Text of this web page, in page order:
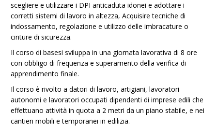
scegliere e utilizzare i DPI anticaduta idonei e adottare i
corretti sistemi di lavoro in altezza, Acquisire tecniche di
indossamento, regolazione e utilizzo delle imbracature o
cinture di sicurezza.
Il corso di basesi sviluppa in una giornata lavorativa di 8 ore
con obbligo di frequenza e superamento della verifica di
apprendimento finale.
Il corso è rivolto a datori di lavoro, artigiani, lavoratori
autonomi e lavoratori occupati dipendenti di imprese edili che
effettuano attività in quota a 2 metri da un piano stabile, e nei
cantieri mobili e temporanei in edilizia.